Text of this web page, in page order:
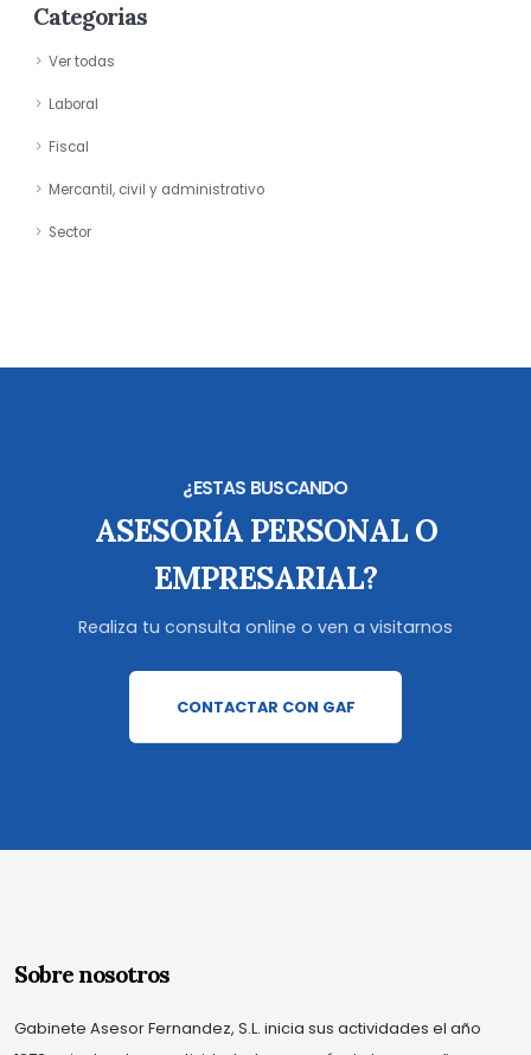
Categorias
Ver todas
Laboral
Fiscal
Mercantil, civil y administrativo
Sector
¿ESTAS BUSCANDO
ASESORÍA PERSONAL O
EMPRESARIAL?
Realiza tu consulta online o ven a visitarnos
CONTACTAR CON GAF
Sobre nosotros
Gabinete Asesor Fernandez, S.L. inicia sus actividades el año